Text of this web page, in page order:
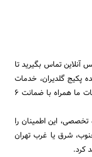
تماس بگیرید تا
پکیج گلدیران، خدمات
تعمیر، سرویس دوره‌ای، عیب‌یابی و تعویض قطعات را در سراسر تهران ارائه می‌دهیم. تمامی خدمات ما همراه با ضمانت ۶
تخصصی، این اطمینان را
شرق یا غرب تهران
کرد.